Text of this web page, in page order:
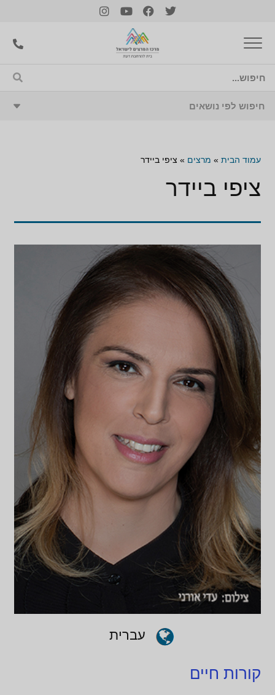
עמוד הבית » מרצים » ציפי ביידר
ציפי ביידר
עברית
קורות חיים